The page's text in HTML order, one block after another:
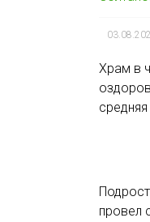
ь
Храм в
провел